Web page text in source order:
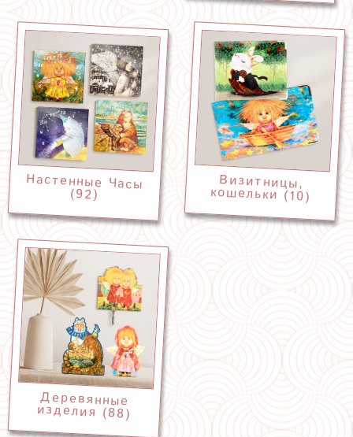
Настенные Часы
(92)
Визитницы,
кошельки (10)
Деревянные
изделия (88)